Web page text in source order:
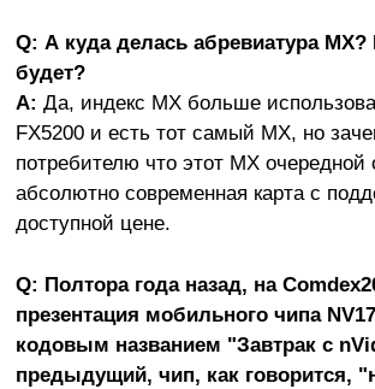
Q: А куда делась абревиатура
будет?
A: Да, индекс MX больше
FX5200 и есть тот самый MX, но
потребителю что этот MX очередной
абсолютно современная карта с
доступной цене.
Q: Полтора года назад, на
презентация мобильного чипа
кодовым названием "Завтрак с
предыдущий, чип, как говорится,